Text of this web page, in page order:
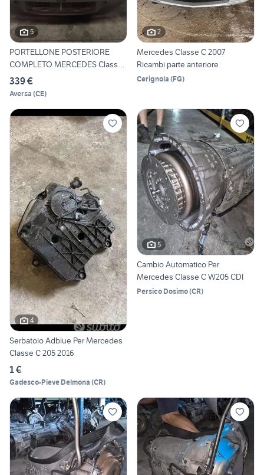
5
PORTELLONE POSTERIORE
COMPLETO MERCEDES Classe
C S
339 €
Aversa (CE)
2
Mercedes Classe C 2007
Ricambi parte anteriore
Cerignola (FG)
4
Serbatoio Adblue Per Mercedes
Classe C 205 2016
1 €
Gadesco-Pieve Delmona (CR)
5
Cambio Automatico Per
Mercedes Classe C W205 CDI
Persico Dosimo(CR)